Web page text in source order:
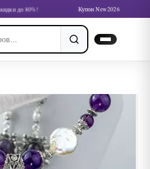
до 80%! Купон New2026